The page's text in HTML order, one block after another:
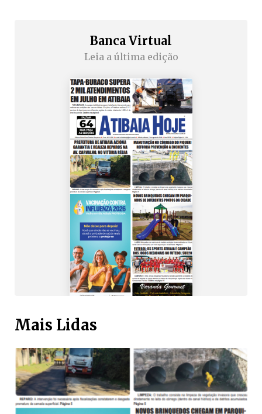
Banca Virtual
Leia a última edição
Mais Lidas